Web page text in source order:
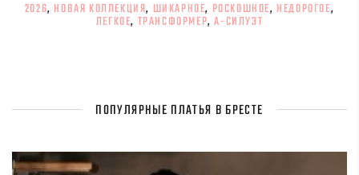
2026, НОВАЯ КОЛЛЕКЦИЯ, ШИКАРНОЕ, РОСКОШНОЕ, НЕДОРОГОЕ,
ЛЕГКОЕ, ТРАНСФОРМЕР,А-СИЛУЭТ
ПОПУЛЯРНЫЕ ПЛАТЬЯ В БРЕСТЕ